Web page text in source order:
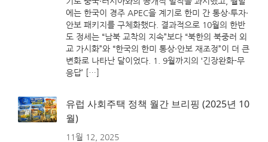
에는 한국이 경주 APEC을 계기로 한미 간 통상·투자·
안보 패키지를 구체화했다. 결과적으로 10월의 한반
도 정세는 “남북 교착의 지속”보다 “북한의 북중러 외
교 가시화”와 “한국의 한미 통상·안보 재조정”이 더 큰
변화로 나타난 달이었다. 1. 9월까지의 ‘긴장완화-무
응답’ […]
유럽 사회주택 정책 월간 브리핑 (2025년 10
월)
11월 12, 2025